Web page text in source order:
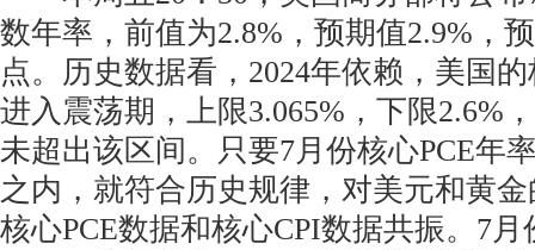
数年率，前值为2.8%，预期值2.9%，
点。历史数据看，2024年依赖，美国
进入震荡期，上限3.065%，下限2.6%
未超出该区间。只要7月份核心PCE年
之内，就符合历史规律，对美元和黄
核心PCE数据和核心CPI数据共振。7